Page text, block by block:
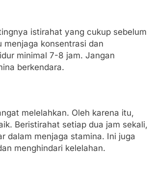
istirahat yang cukup sebelum
menjaga konsentrasi dan
minimal 7-8 jam. Jangan
berkendara.
melelahkan. Oleh karena itu,
Beristirahat setiap dua jam sekali,
dalam menjaga stamina. Ini juga
menghindari kelelahan.